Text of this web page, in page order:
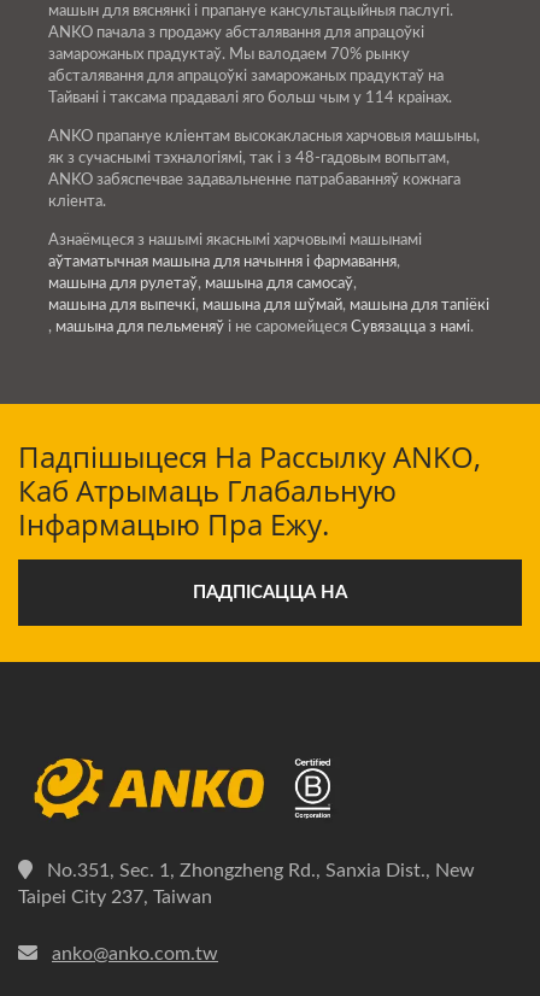
машын для вяснянкі і прапануе кансультацыйныя паслугі.
ANKO пачала з продажу абсталявання для апрацоўкі
замарожаных прадуктаў. Мы валодаем 70% рынку
абсталявання для апрацоўкі замарожаных прадуктаў на
Тайвані і таксама прадавалі яго больш чым у 114 краінах.
ANKO прапануе кліентам высокакласныя харчовыя машыны,
як з сучаснымі тэхналогіямі, так і з 48-гадовым вопытам,
ANKO забяспечвае задавальненне патрабаванняў кожнага
кліента.
Азнаёмцеся з нашымі якаснымі харчовымі машынамі
аўтаматычная машына для начыння і фармавання,
машына для рулетаў, машына для самосаў,
машына для выпечкі, машына для шўмай, машына для тапіёкі
, машына для пельменяў і не саромейцеся Сувязацца з намі.
Падпішыцеся На Рассылку ANKO,
Каб Атрымаць Глабальную
Інфармацыю Пра Ежу.
ПАДПІСАЦЦА НА
No.351, Sec. 1, Zhongzheng Rd., Sanxia Dist., New
Taipei City 237, Taiwan
anko@anko.com.tw